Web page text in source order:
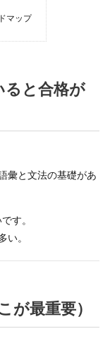
マップ
ると合格が
語彙と文法の基礎があ
す。
い。
が最重要）